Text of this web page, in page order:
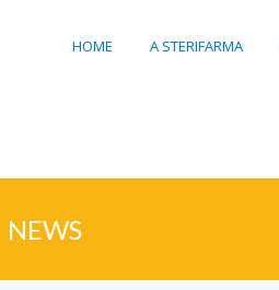
HOME A STERIFARMA
NEWS